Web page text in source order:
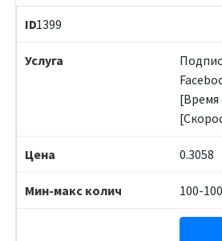
1399
[Время
0.3058
100-